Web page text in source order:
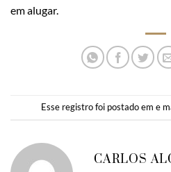
em alugar.
Esse registro foi postado em e
CARLOS